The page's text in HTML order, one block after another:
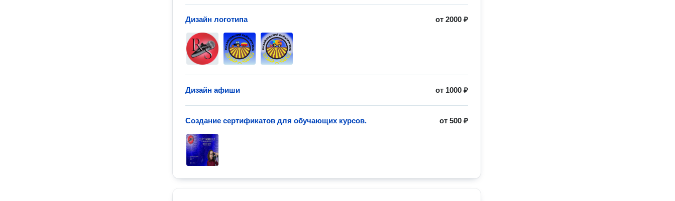
от2000 ₽
Дизайн логотипа
от 1000 ₽
Дизайн афиши
от500 ₽
Создание сертификатов для обучающих курсов.